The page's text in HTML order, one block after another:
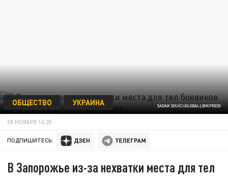
SADAK SOUICI/GLOBALLOOKPRESS
ОБЩЕСТВО УКРАИНА
30 НОЯБРЯ 16:25
ПОДПИШИТЕСЬ:
В Запорожье из-за нехватки места для тел